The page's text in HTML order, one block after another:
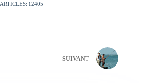
ARTICLES: 12405
SUIVANT